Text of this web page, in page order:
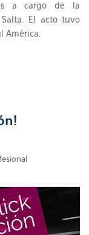
a cargo de la
Salta. El acto tuvo
América.